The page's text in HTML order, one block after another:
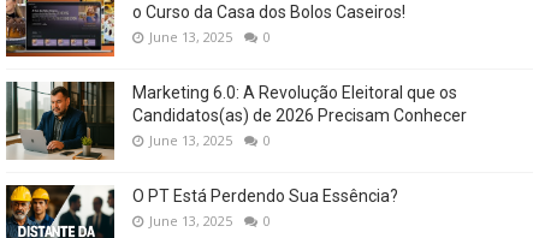
o Curso da Casa dos Bolos Caseiros!
June 13, 2025 0
Marketing 6.0: A Revolução Eleitoral que os
Candidatos(as) de 2026 Precisam Conhecer
June 13, 2025 0
O PT Está Perdendo Sua Essência?
June 13, 2025 0